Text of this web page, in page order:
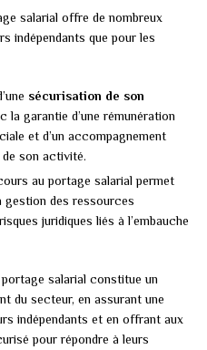
salarial offre de nombreux
indépendants que pour les
sécurisation de son
la garantie d’une rémunération
et d’un accompagnement
son activité.
au portage salarial permet
gestion des ressources
juridiques liés à l’embauche
salarial constitue un
du secteur, en assurant une
indépendants et en offrant aux
pour répondre à leurs